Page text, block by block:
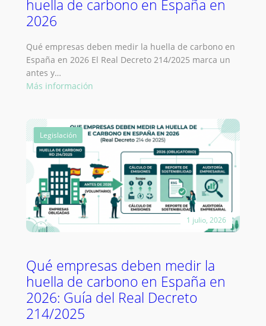
huella de carbono en España en
2026
Qué empresas deben medir la huella de carbono en
España en 2026 El Real Decreto 214/2025 marca un
antes y…
Más información:
deben
medir
la
huella
de
carbono
España
Legislación
1 julio, 2026
Qué empresas deben medir la
huella de carbono en España en
2026: Guía del Real Decreto
214/2025